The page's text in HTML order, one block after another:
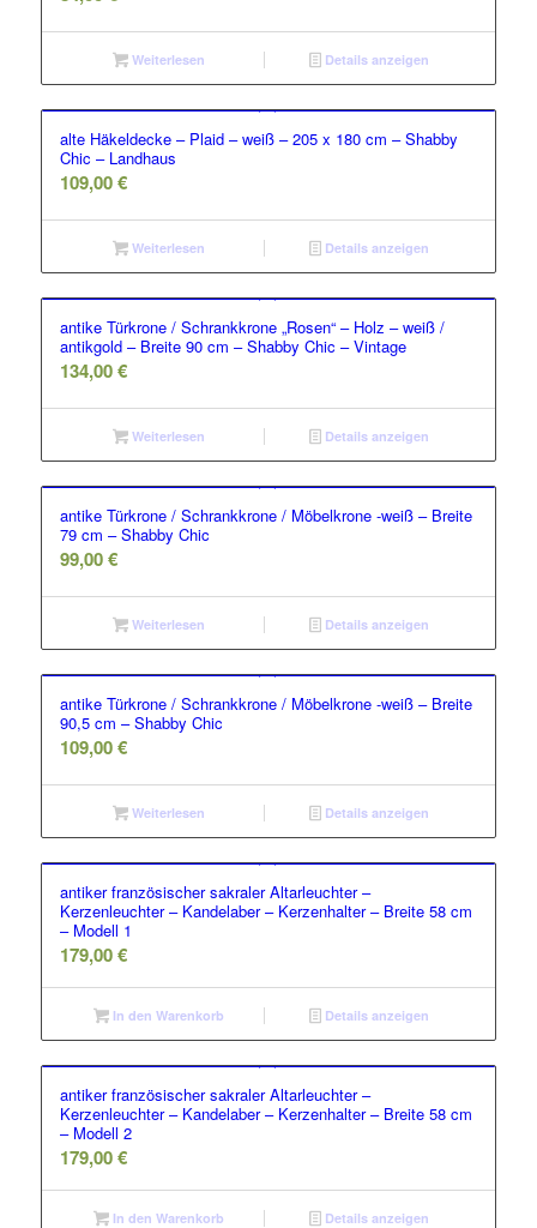
Weiterlesen Details anzeigen
alte Häkeldecke – Plaid – weiß – 205 x 180 cm – Shabby
Chic – Landhaus
109,00€
Weiterlesen Details anzeigen
antike Türkrone / Schrankkrone „Rosen“ – Holz – weiß /
antikgold – Breite 90 cm – Shabby Chic – Vintage
134,00€
Weiterlesen Details anzeigen
antike Türkrone / Schrankkrone / Möbelkrone -weiß – Breite
79 cm – Shabby Chic
99,00€
Weiterlesen Details anzeigen
antike Türkrone / Schrankkrone / Möbelkrone -weiß – Breite
90,5 cm – Shabby Chic
109,00€
Weiterlesen Details anzeigen
antiker französischer sakraler Altarleuchter –
Kerzenleuchter – Kandelaber – Kerzenhalter – Breite 58 cm
– Modell 1
179,00€
In den Warenkorb Details anzeigen
antiker französischer sakraler Altarleuchter –
Kerzenleuchter – Kandelaber – Kerzenhalter – Breite 58 cm
– Modell 2
179,00€
In den Warenkorb Details anzeigen